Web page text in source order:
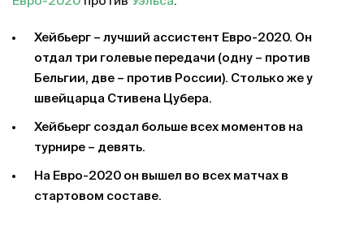
Хейбьерг – лучший ассистент Евро-2020. Он
отдал три голевые передачи (одну – против
Бельгии, две – против России). Столько же у
швейцарца Стивена Цубера.
Хейбьерг создал больше всех моментов на
турнире – девять.
На Евро-2020 он вышел во всех матчах в
стартовом составе.